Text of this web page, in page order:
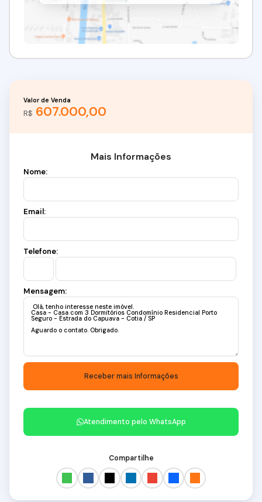
R$ 607.000,00
Valor de Venda
Mais Informações
Nome:
Email:
Telefone:
Mensagem:
Atendimento pelo WhatsApp
Compartilhe